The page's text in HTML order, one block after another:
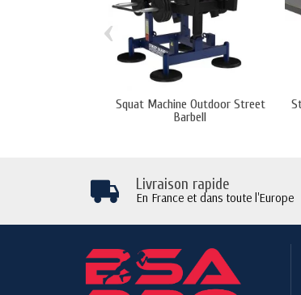
Squat Machine Outdoor Street
Barbell
‹
Livraison rapide
En France et dans toute l'Europe